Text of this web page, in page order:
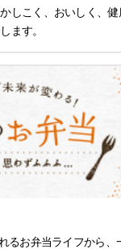
しこく、おいしく、
ます。
るお弁当ライフから